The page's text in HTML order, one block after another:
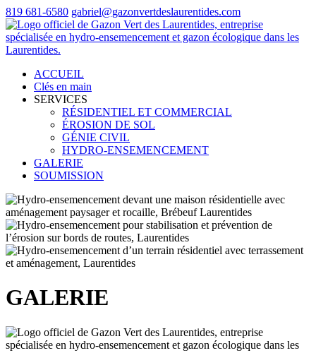
819 681-6580 gabriel@gazonvertdeslaurentides.com
ACCUEIL
Clés en main
SERVICES
RÉSIDENTIEL ET COMMERCIAL
ÉROSION DE SOL
GÉNIE CIVIL
HYDRO-ENSEMENCEMENT
GALERIE
SOUMISSION
GALERIE